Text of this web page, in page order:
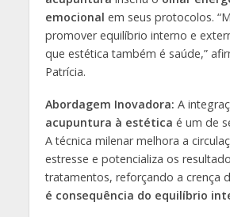
emocional em seus protocolos.
promover equilíbrio interno e
que estética também é saúde,”
Patrícia.
Abordagem Inovadora: A
acupuntura à estética é um de
A técnica milenar melhora a
estresse e potencializa os
tratamentos, reforçando a crença
é consequência do equilíbrio